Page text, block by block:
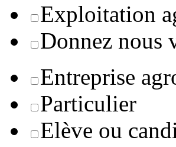
Exploitation
Donnez nous
Entreprise
Particulier
Elève ou